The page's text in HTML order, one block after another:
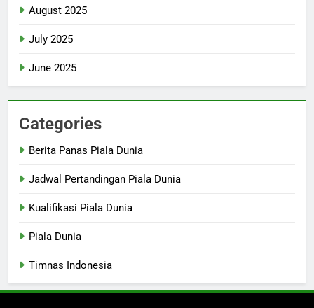
August 2025
July 2025
June 2025
Categories
Berita Panas Piala Dunia
Jadwal Pertandingan Piala Dunia
Kualifikasi Piala Dunia
Piala Dunia
Timnas Indonesia